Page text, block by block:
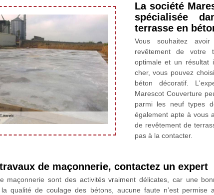
La société
spécialisée
terrasse en
Vous souhaitez
revêtement de votre
optimale et un résultat
cher, vous pouvez
béton décoratif.
Marescot Couverture
parmi les neuf types
également apte à vous
de revêtement de
pas à la contacter.
de maçonnerie, contactez un expert
maçonnerie sont des activités vraiment délicates, car une
qualité de coulage des bétons, aucune faute n’est permise